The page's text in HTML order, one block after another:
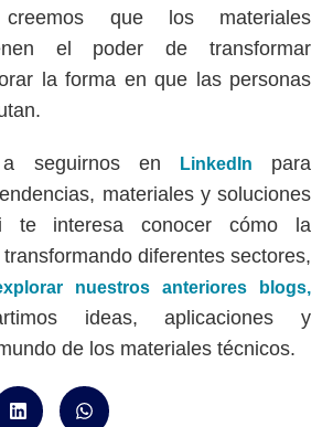
que los materiales
el poder de transformar
la forma en que las personas
a seguirnos en LinkedIn
para
materiales y soluciones
te interesa conocer cómo la
diferentes sectores,
nuestros anteriores blogs,
ideas, aplicaciones y
de los materiales técnicos.